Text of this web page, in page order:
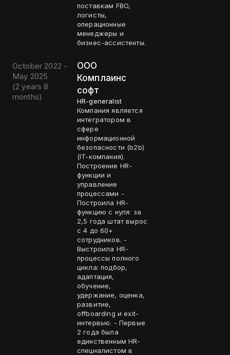
поставкам FBO,
логисты,
операционные
менеджеры и
бизнес-ассистенты.
October 2022 -
May 2025
(2 years 8
months)
ООО
Комплаинс
софт
HR-generalist
Компания является
интегратором в
сфере
информационной
безопасности (b2b)
(IT-компания).
Построение HR-
функции и
управление
процессами -
Построила HR-
функцию с нуля: за
2,5 года штат вырос
с 4 до 60+
сотрудников. -
Выстроила HR-
процессы полного
цикла: подбор,
адаптация,
обучение,
удержание, оценка,
развитие,
offboarding и exit-
интервью. - Первые
2 года была
единственным HR-
специалистом в